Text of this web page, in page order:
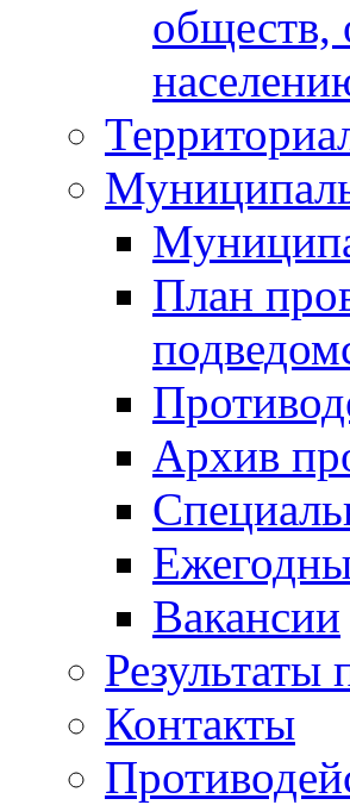
обществ,
План
Архив
Вакансии
Результаты
Контакты